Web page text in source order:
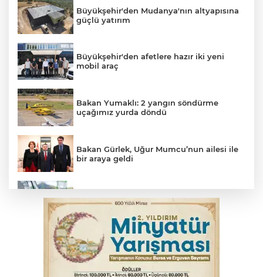
Büyükşehir'den Mudanya'nın altyapısına
güçlü yatırım
Büyükşehir'den afetlere hazır iki yeni
mobil araç
Bakan Yumaklı: 2 yangın söndürme
uçağımız yurda döndü
Bakan Gürlek, Uğur Mumcu’nun ailesi ile
bir araya geldi
yansıyacak mı?
YENİ Parti Genel Başkanı Özel'den
Çerçeve Yasa yorumu